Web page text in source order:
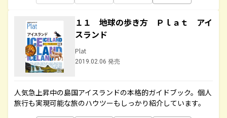
１１ 地球の歩き方 Ｐｌａｔ アイ
スランド
Plat
2019.02.06 発売
人気急上昇中の島国アイスランドの本格的ガイドブック。個人
旅行も実現可能な旅のハウツーもしっかり紹介しています。